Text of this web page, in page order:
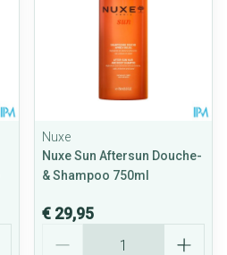
Nuxe
Nuxe Sun Aftersun Douche-
& Shampoo 750ml
€ 29,95